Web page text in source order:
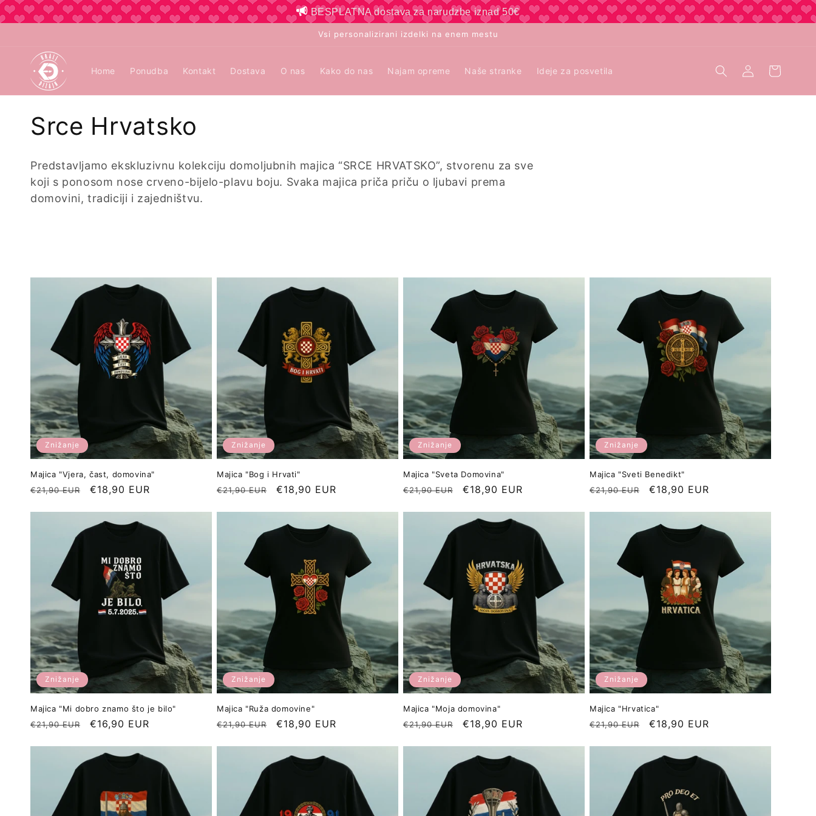
BESPLATNA dostava za narudzbe iznad 50€
Preskoči
na
vsebino
Vsi personalizirani izdelki na enem mestu
Home Ponudba Kontakt Dostava O nas Kako do nas Najam opreme Naše stranke Ideje za posvetila AplikacijaKošara
Z
b
i
a
Srce Hrvatsko
Predstavljamo ekskluzivnu kolekciju domoljubnih majica “SRCE HRVATSKO”, stvorenu za sve
koji s ponosom nose crveno-bijelo-plavu boju. Svaka majica priča priču o ljubavi prema
domovini, tradiciji i zajedništvu.
Znižanje
Majica "Vjera, čast, domovina"
Redna
€21,90 EUR
Znižana
€18,90 EUR
Znižanje
Majica "Bog i Hrvati"
Redna
€21,90 EUR
Znižana
€18,90 EUR
Znižanje
Majica "Sveta Domovina"
Redna
€21,90 EUR
Znižana
€18,90 EUR
Znižanje
Majica "Sveti Benedikt"
Redna
€21,90 EUR
Znižana
€18,90 EUR
Znižanje
Majica "Mi dobro znamo što je bilo"
Redna
€21,90 EUR
Znižana
€16,90 EUR
Znižanje
Majica "Ruža domovine"
Redna
€21,90 EUR
Znižana
€18,90 EUR
Znižanje
Majica "Moja domovina"
Redna
€21,90 EUR
Znižana
€18,90 EUR
Znižanje
Majica "Hrvatica"
Redna
€21,90 EUR
Znižana
€18,90 EUR